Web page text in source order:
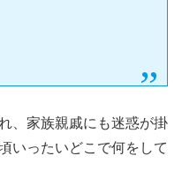
、家族親戚にも迷惑が掛
いったいどこで何をして